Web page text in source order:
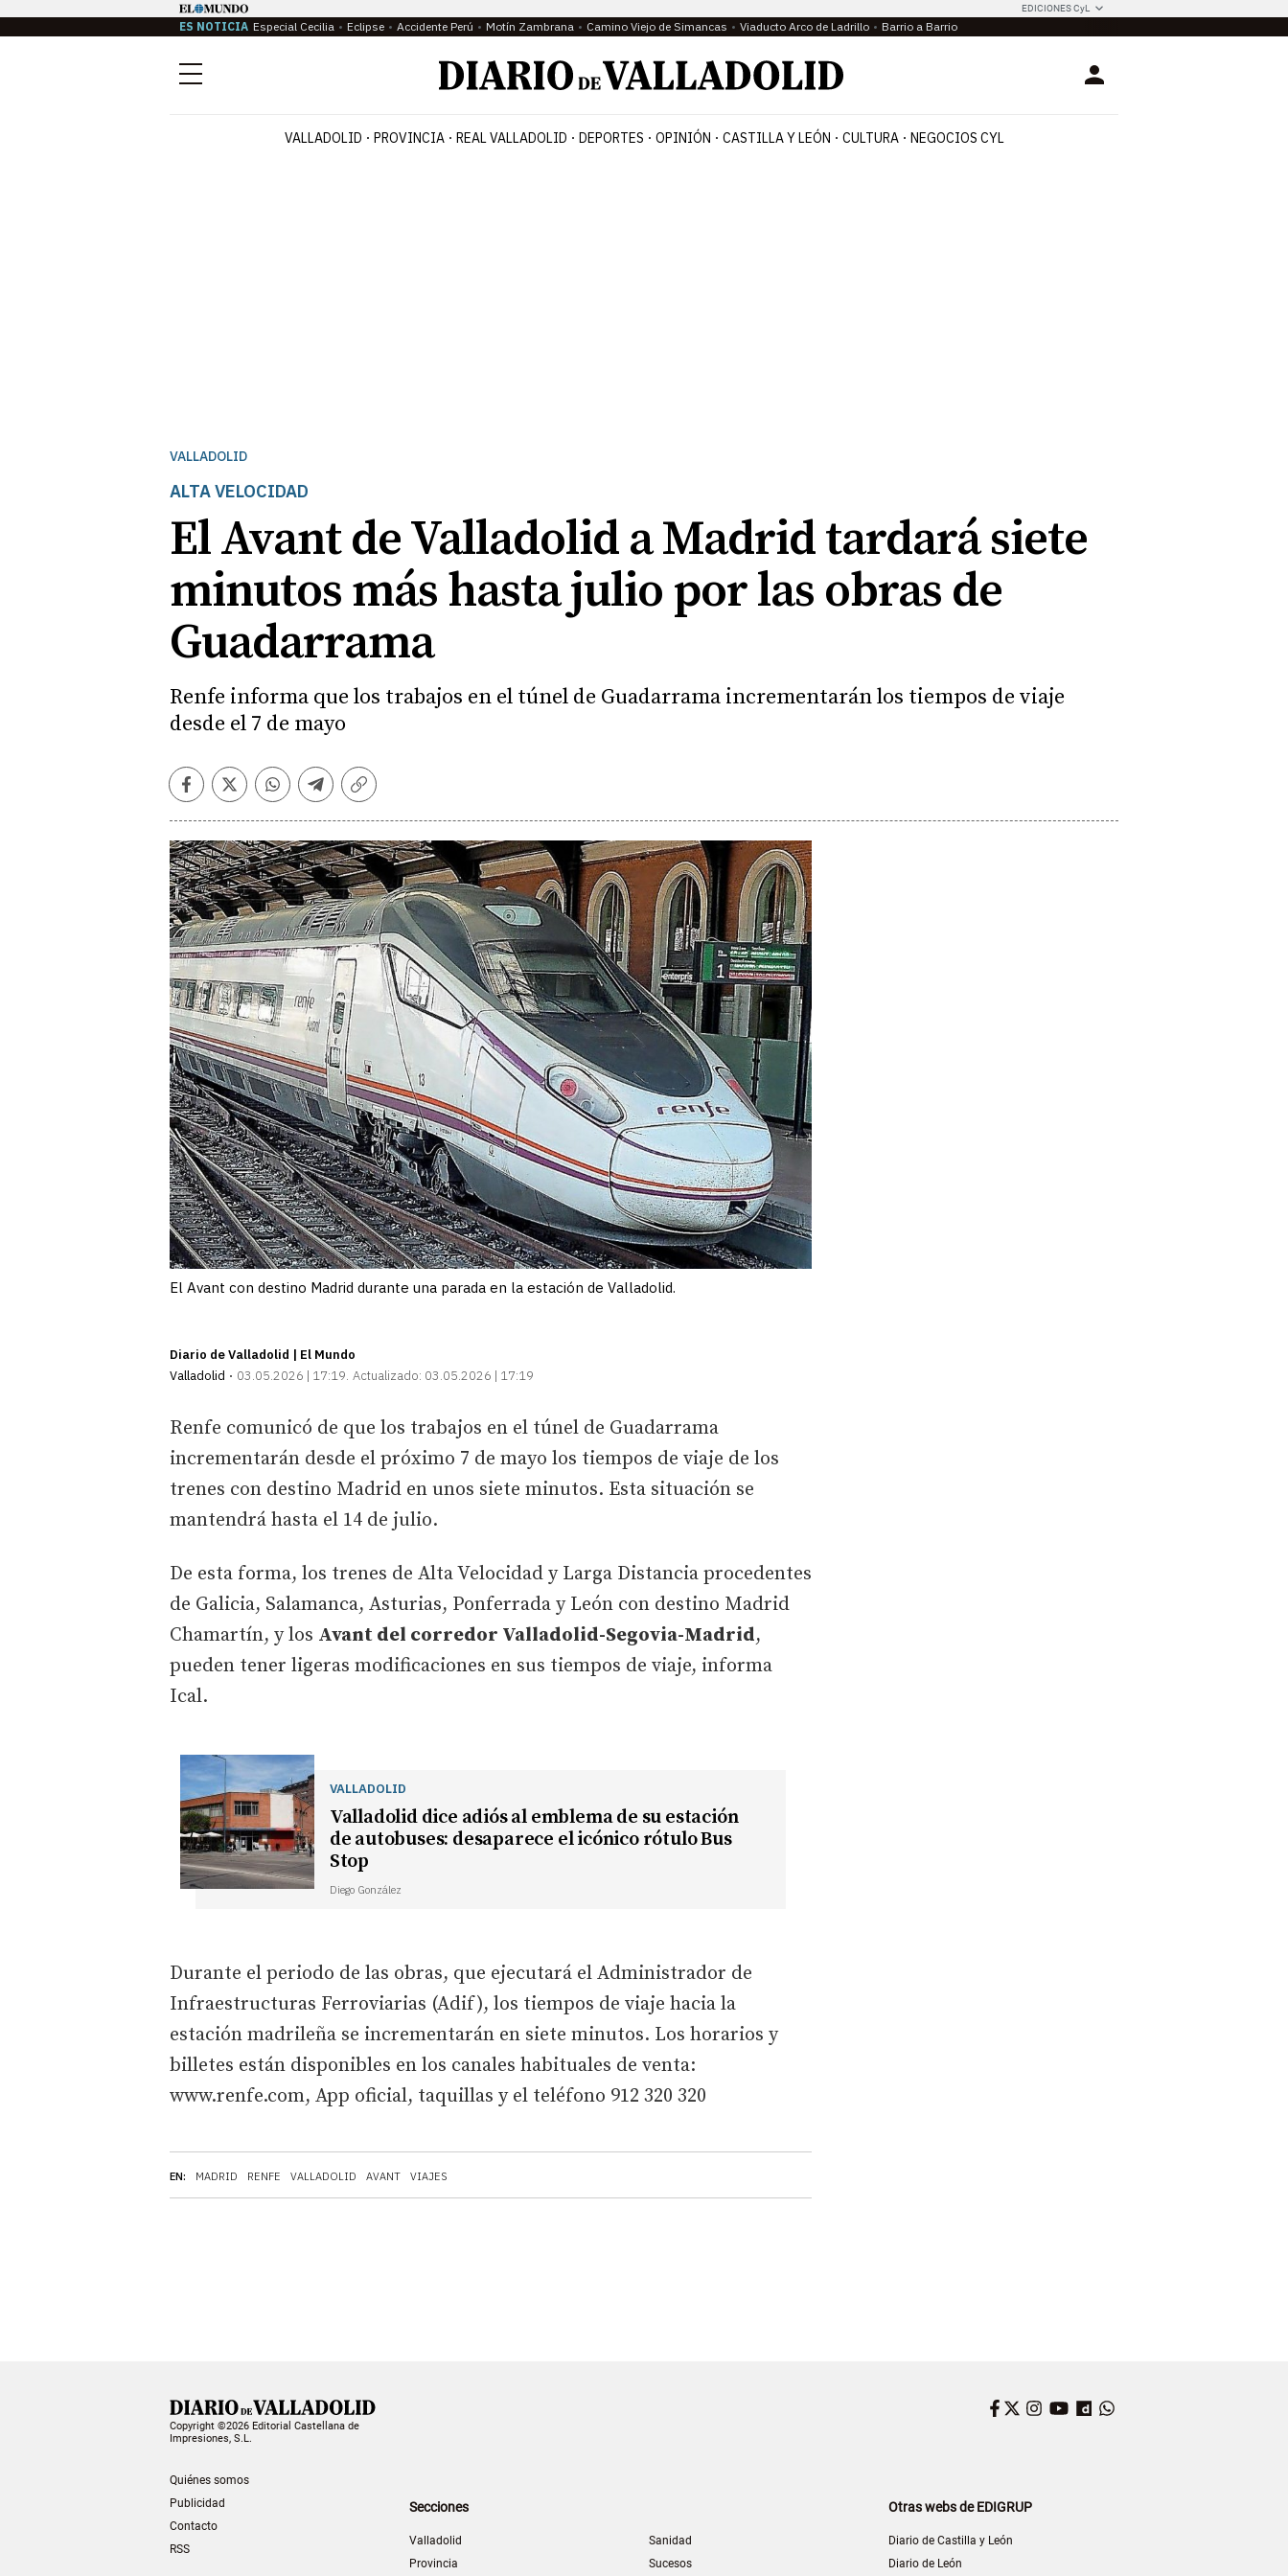
EDICIONES CyL
ES NOTICIA Especial Cecilia Eclipse Accidente Perú Motín Zambrana Camino Viejo de Simancas Viaducto Arco de Ladrillo Barrio a Barrio
Menú Login
VALLADOLID PROVINCIA REAL VALLADOLID DEPORTES OPINIÓN CASTILLA Y LEÓN CULTURA NEGOCIOS CYL
VALLADOLID
ALTA VELOCIDAD
El Avant de Valladolid a Madrid tardará siete
minutos más hasta julio por las obras de
Guadarrama
Renfe informa que los trabajos en el túnel de Guadarrama incrementarán los tiempos de viaje
desde el 7 de mayo
Facebook
TwitterWhatsapp
Telegram
Copiar
El Avant con destino Madrid durante una parada en la estación de Valladolid.
Diario de Valladolid | El Mundo
Valladolid
03.05.2026 | 17:19 Actualizado: 03.05.2026 | 17:19
EN: MADRID RENFE VALLADOLID AVANT VIAJES
Renfe comunicó de que los trabajos en el túnel de Guadarrama
incrementarán desde el próximo 7 de mayo los tiempos de viaje de los
trenes con destino Madrid en unos siete minutos. Esta situación se
mantendrá hasta el 14 de julio.
De esta forma, los trenes de Alta Velocidad y Larga Distancia procedentes
de Galicia, Salamanca, Asturias, Ponferrada y León con destino Madrid
Chamartín, y los Avant del corredor Valladolid-Segovia-Madrid,
pueden tener ligeras modificaciones en sus tiempos de viaje, informa
Ical.
VALLADOLID
Valladolid dice adiós al emblema de su estación
de autobuses: desaparece el icónico rótulo Bus
Stop
Diego González
Durante el periodo de las obras, que ejecutará el Administrador de
Infraestructuras Ferroviarias (Adif), los tiempos de viaje hacia la
estación madrileña se incrementarán en siete minutos. Los horarios y
billetes están disponibles en los canales habituales de venta:
www.renfe.com, App oficial, taquillas y el teléfono 912 320 320
Copyright ©2026 Editorial Castellana de
Impresiones, S.L.
Quiénes somos
Publicidad
Contacto
RSS
Facebook
Twitter
Instagram
YouTube
Dailymotion
Secciones
Valladolid
Provincia
Sanidad
Sucesos
Otras webs de EDIGRUP
Diario de Castilla y León
Diario de León